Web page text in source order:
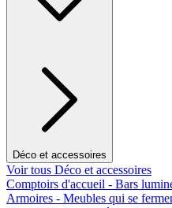
Déco et accessoires
Voir tous Déco et accessoires
Comptoirs d'accueil - Bars
Armoires - Meubles qui se